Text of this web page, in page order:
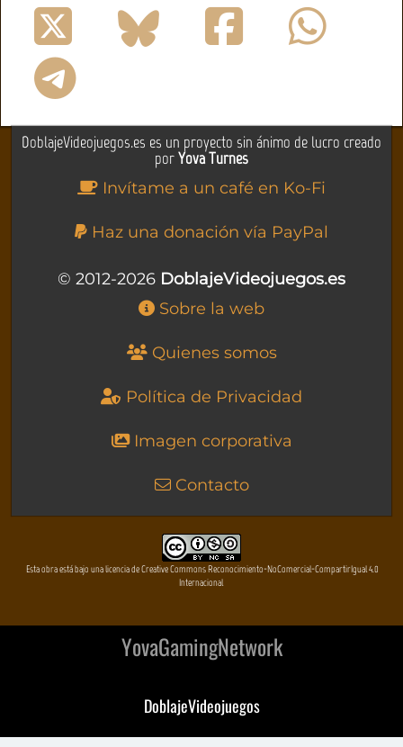
DoblajeVideojuegos.es es un proyecto sin ánimo de lucro creado
porYova Turnes
Invítame a un café en Ko-Fi
Haz una donación vía PayPal
© 2012-2026 DoblajeVideojuegos.es
Sobre la web
Quienes somos
Política de Privacidad
Imagen corporativa
Contacto
Esta obra está bajo una licencia de Creative Commons Reconocimiento-NoComercial-CompartirIgual 4.0
Internacional
YovaGamingNetwork
DoblajeVideojuegos